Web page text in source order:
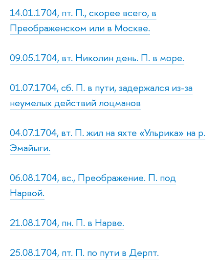
14.01.1704, пт. П., скорее всего, в
Преображенском или в Москве.
09.05.1704, вт. Николин день. П. в море.
01.07.1704, сб. П. в пути, задержался из-за
неумелых действий лоцманов
04.07.1704, вт. П. жил на яхте «Ульрика» на р.
Эмайыги.
06.08.1704, вс., Преображение. П. под
Нарвой.
21.08.1704, пн. П. в Нарве.
25.08.1704, пт. П. по пути в Дерпт.